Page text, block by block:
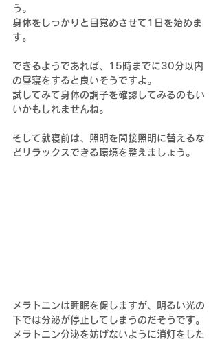
う。
身体をしっかりと目覚めさせて1日を始めま
す。
できるようであれば、15時までに30分以内
の昼寝をすると良いそうですよ。
試してみて身体の調子を確認してみるのもい
いかもしれませんね。
そして就寝前は、照明を間接照明に替えるな
どリラックスできる環境を整えましょう。
メラトニンは睡眠を促しますが、明るい光の
下では分泌が停止してしまうのだそうです。
メラトニン分泌を妨げないように消灯をした